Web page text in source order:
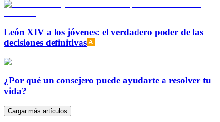
León XIV a los jóvenes: el verdadero poder de las
decisiones definitivas
¿Por qué un consejero puede ayudarte a resolver tu
vida?
Cargar más artículos